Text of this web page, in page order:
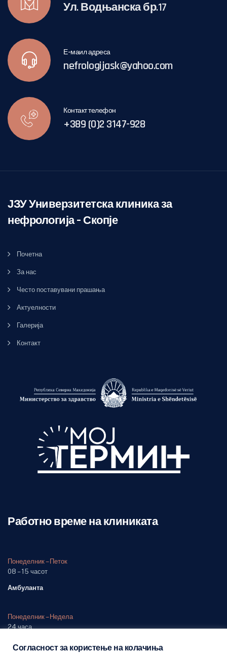
Ул. Водњанска бр.17
Е-маил адреса
nefrologijask@yahoo.com
Контакт телефон
+389 (0)2 3147-928
ЈЗУ Универзитетска клиника за
нефрологија – Скопје
Почетна
За нас
Често поставувани прашања
Актуелности
Галерија
Контакт
Работно време на клиниката
Понеделник – Петок
08 – 15 часот
Амбуланта
Понеделник – Недела
24 часа
Одделение (дежурна служба)
Согласност за користење на колачиња